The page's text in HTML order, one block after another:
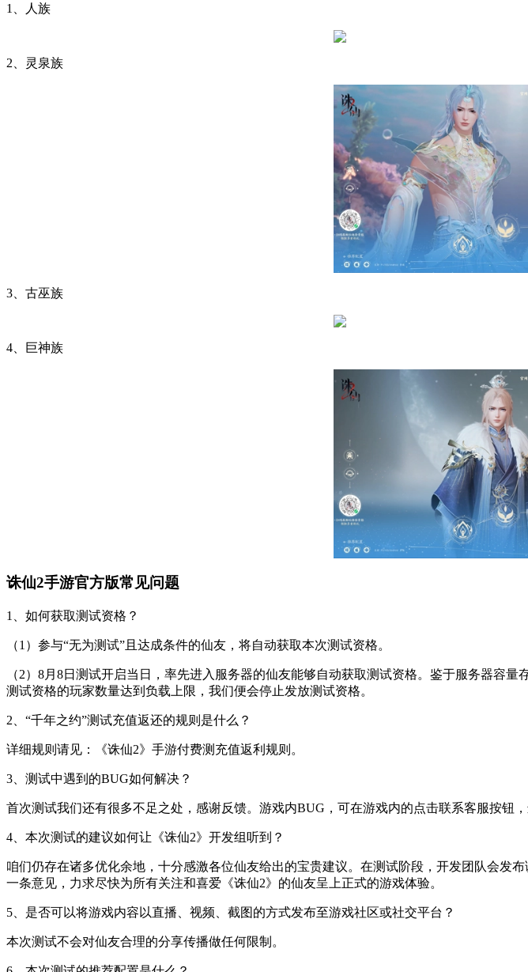
1、人族
2、灵泉族
3、古巫族
4、巨神族
诛仙2手游官方版常见问题
1、如何获取测试资格？
（1）参与“无为测试”且达成条件的仙友，将自动获取本次测试资格。
（2）8月8日测试开启当日，率先进入服务器的仙友能够自动获取测试资格。鉴于服务器容
测试资格的玩家数量达到负载上限，我们便会停止发放测试资格。
2、“千年之约”测试充值返还的规则是什么？
详细规则请见：《诛仙2》手游付费测充值返利规则。
3、测试中遇到的BUG如何解决？
首次测试我们还有很多不足之处，感谢反馈。游戏内BUG，可在游戏内的点击联系客服按钮，
4、本次测试的建议如何让《诛仙2》开发组听到？
咱们仍存在诸多优化余地，十分感激各位仙友给出的宝贵建议。在测试阶段，开发团队会发
一条意见，力求尽快为所有关注和喜爱《诛仙2》的仙友呈上正式的游戏体验。
5、是否可以将游戏内容以直播、视频、截图的方式发布至游戏社区或社交平台？
本次测试不会对仙友合理的分享传播做任何限制。